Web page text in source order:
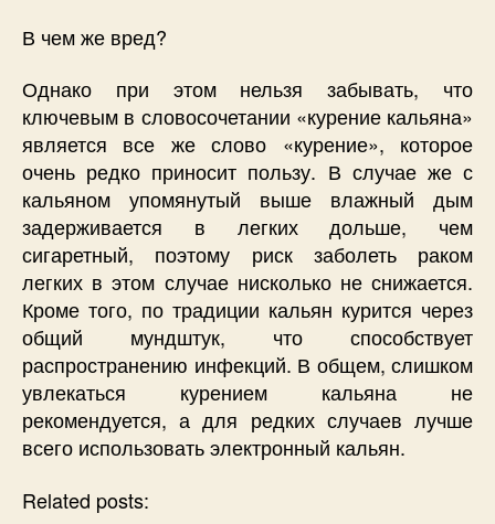
В чем же вред?
Однако при этом нельзя забывать, что
ключевым в словосочетании «курение кальяна»
является все же слово «курение», которое
очень редко приносит пользу. В случае же с
кальяном упомянутый выше влажный дым
задерживается в легких дольше, чем
сигаретный, поэтому риск заболеть раком
легких в этом случае нисколько не снижается.
Кроме того, по традиции кальян курится через
общий мундштук, что способствует
распространению инфекций. В общем, слишком
увлекаться курением кальяна не
рекомендуется, а для редких случаев лучше
всего использовать электронный кальян.
Related posts: